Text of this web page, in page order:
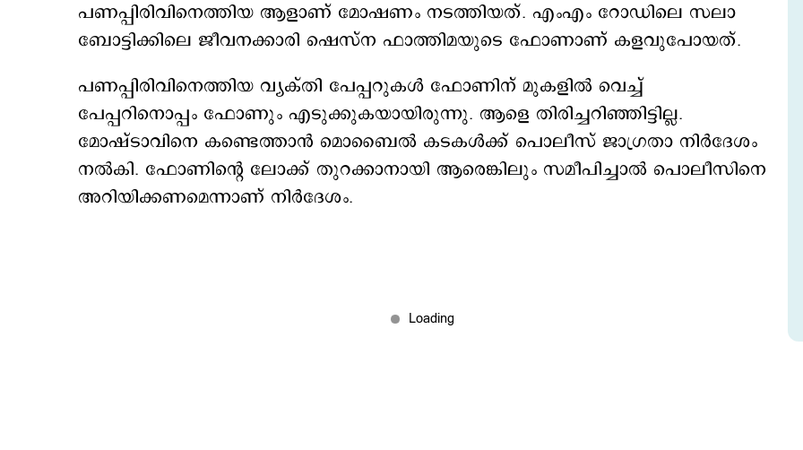
പണപ്പിരിവിനെത്തിയ ആളാണ് മോഷണം നടത്തിയത്. എംഎം റോഡിലെ സലാ
ബോട്ടിക്കിലെ ജീവനക്കാരി ഷെസ്‍ന ഫാത്തിമയുടെ ഫോണാണ് കളവുപോയത്.
പണപ്പിരിവിനെത്തിയ വ്യക്തി പേപ്പറുകള്‍ ഫോണിന് മുകളില്‍ വെച്ച്
പേപ്പറിനൊപ്പം ഫോണും എടുക്കുകയായിരുന്നു. ആളെ തിരിച്ചറിഞ്ഞിട്ടില്ല.
മോഷ്ടാവിനെ കണ്ടെത്താന്‍ മൊബൈല്‍ കടകള്‍ക്ക് പൊലീസ് ജാഗ്രതാ നിര്‍ദേശം
നല്‍കി. ഫോണിന്‍റെ ലോക്ക് തുറക്കാനായി ആരെങ്കിലും സമീപിച്ചാല്‍ പൊലീസിനെ
അറിയിക്കണമെന്നാണ് നിര്‍ദേശം.